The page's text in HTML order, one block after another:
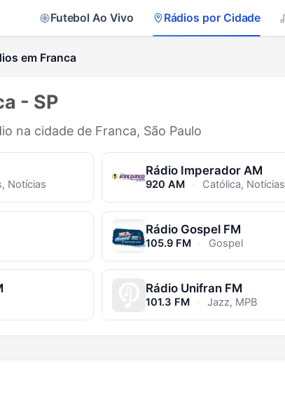
Futebol Ao Vivo Rádios por Cidade
em Franca
- SP
na cidade de Franca, São Paulo
Notícias
Rádio Imperador AM
920 AM · Católica, Notícias
Rádio Gospel FM
105.9 FM · Gospel
Rádio Unifran FM
101.3 FM · Jazz, MPB